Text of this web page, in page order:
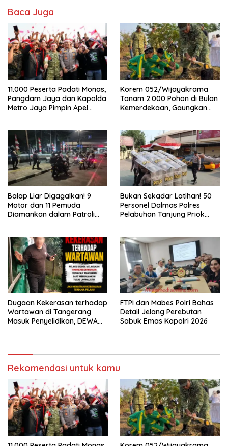
Baca Juga
11.000 Peserta Padati Monas,
Pangdam Jaya dan Kapolda
Metro Jaya Pimpin Apel
Korem 052/Wijayakrama
Tanam 2.000 Pohon di Bulan
Kemerdekaan, Gaungkan
Balap Liar Digagalkan! 9
Motor dan 11 Pemuda
Diamankan dalam Patroli
Bukan Sekadar Latihan! 50
Personel Dalmas Polres
Pelabuhan Tanjung Priok
Dugaan Kekerasan terhadap
Wartawan di Tangerang
Masuk Penyelidikan, DEWA
FTPI dan Mabes Polri Bahas
Detail Jelang Perebutan
Sabuk Emas Kapolri 2026
Rekomendasi untuk kamu